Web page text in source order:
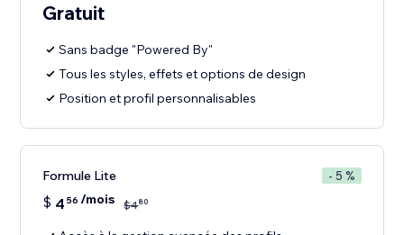
Gratuit
Sans badge "Powered By"
Tous les styles, effets et options de design
Position et profil personnalisables
Formule Lite - 5 %
$ 4 56 /mois $480